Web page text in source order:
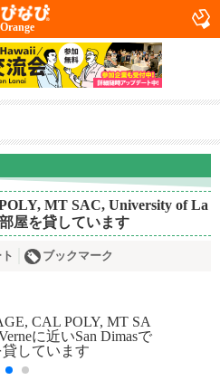
Orange
MT SAC, University of La
屋を貸しています
ブックマーク